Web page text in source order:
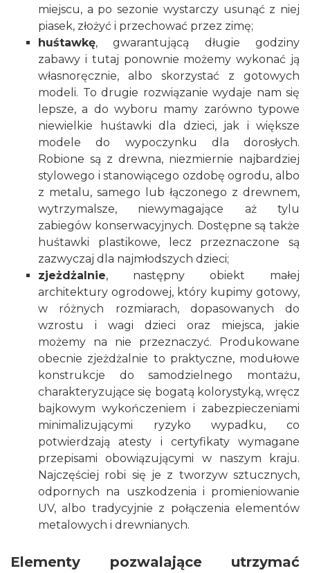
miejscu, a po sezonie wystarczy usunąć z niej
piasek, złożyć i przechować przez zimę;
huśtawkę, gwarantującą długie godziny
zabawy i tutaj ponownie możemy wykonać ją
własnoręcznie, albo skorzystać z gotowych
modeli. To drugie rozwiązanie wydaje nam się
lepsze, a do wyboru mamy zarówno typowe
niewielkie huśtawki dla dzieci, jak i większe
modele do wypoczynku dla dorosłych.
Robione są z drewna, niezmiernie najbardziej
stylowego i stanowiącego ozdobę ogrodu, albo
z metalu, samego lub łączonego z drewnem,
wytrzymalsze, niewymagające aż tylu
zabiegów konserwacyjnych. Dostępne są także
huśtawki plastikowe, lecz przeznaczone są
zazwyczaj dla najmłodszych dzieci;
zjeżdżalnie, następny obiekt małej
architektury ogrodowej, który kupimy gotowy,
w różnych rozmiarach, dopasowanych do
wzrostu i wagi dzieci oraz miejsca, jakie
możemy na nie przeznaczyć. Produkowane
obecnie zjeżdżalnie to praktyczne, modułowe
konstrukcje do samodzielnego montażu,
charakteryzujące się bogatą kolorystyką, wręcz
bajkowym wykończeniem i zabezpieczeniami
minimalizującymi ryzyko wypadku, co
potwierdzają atesty i certyfikaty wymagane
przepisami obowiązującymi w naszym kraju.
Najczęściej robi się je z tworzyw sztucznych,
odpornych na uszkodzenia i promieniowanie
UV, albo tradycyjnie z połączenia elementów
metalowych i drewnianych.
Elementy pozwalające utrzymać